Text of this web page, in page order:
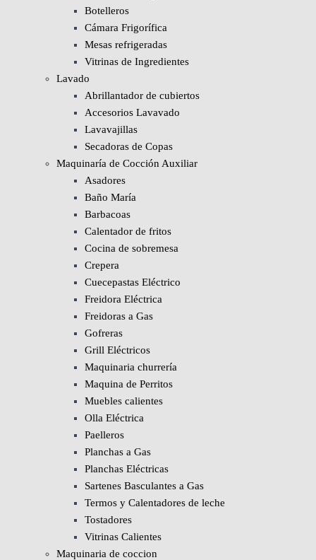
Botelleros
Cámara Frigorífica
Mesas refrigeradas
Vitrinas de Ingredientes
Lavado
Abrillantador de cubiertos
Accesorios Lavavado
Lavavajillas
Secadoras de Copas
Maquinaría de Cocción Auxiliar
Asadores
Baño María
Barbacoas
Calentador de fritos
Cocina de sobremesa
Crepera
Cuecepastas Eléctrico
Freidora Eléctrica
Freidoras a Gas
Gofreras
Grill Eléctricos
Maquinaria churrería
Maquina de Perritos
Muebles calientes
Olla Eléctrica
Paelleros
Planchas a Gas
Planchas Eléctricas
Sartenes Basculantes a Gas
Termos y Calentadores de leche
Tostadores
Vitrinas Calientes
Maquinaria de coccion